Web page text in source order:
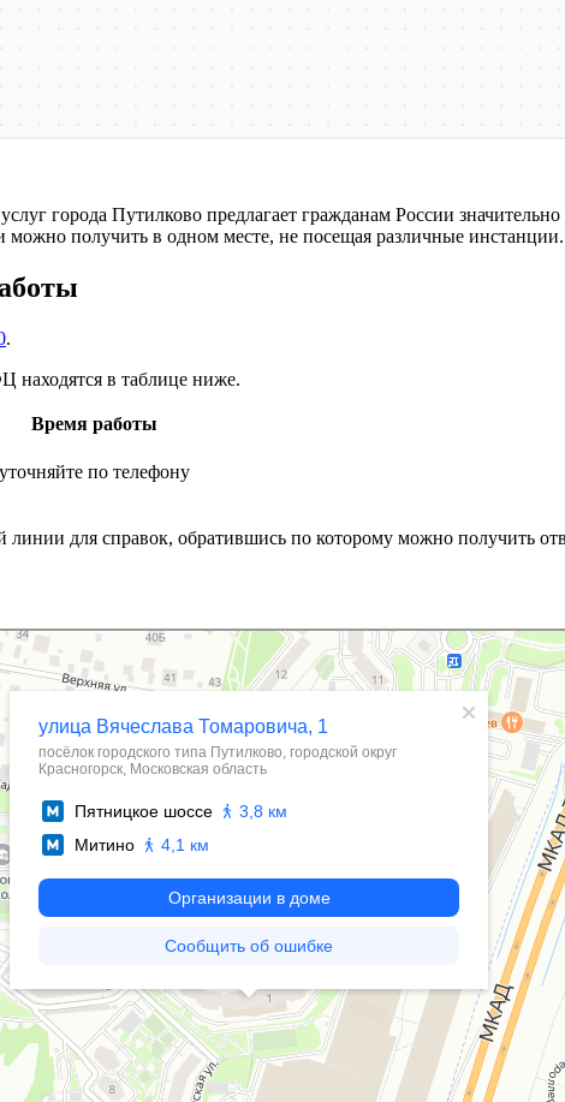
города Путилково предлагает гражданам России
можно получить в одном месте, не посещая различные инстанции.
.
в таблице ниже.
Время работы
уточняйте по телефону
для справок, обратившись по которому можно получить